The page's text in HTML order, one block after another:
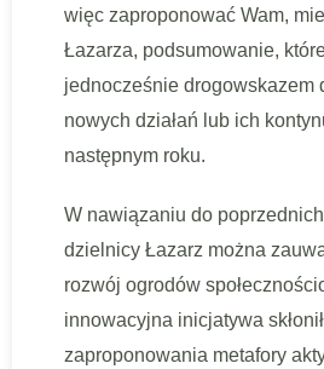
więc zaproponować Wam,
Łazarza, podsumowanie,
jednocześnie drogowskazem
nowych działań lub ich
następnym roku.
W nawiązaniu do poprzednich
dzielnicy Łazarz można
rozwój ogrodów
innowacyjna inicjatywa
zaproponowania metafory